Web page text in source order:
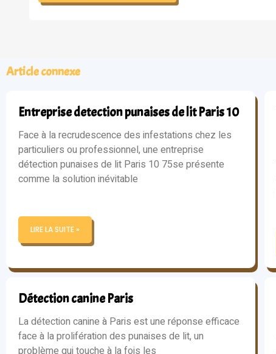
Article connexe
Entreprise detection punaises de lit Paris 10
Face à la recrudescence des infestations chez les
particuliers ou professionnel, une entreprise
détection punaises de lit Paris 10 75se présente
comme la solution inévitable
LIRE LA SUITE »
Détection canine Paris
La détection canine à Paris est une réponse efficace
face à la prolifération des punaises de lit, un